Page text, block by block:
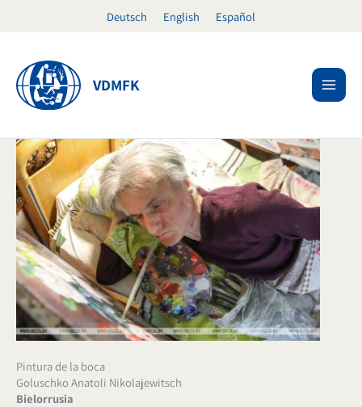
Deutsch English Español
VDMFK
Pintura de la boca
Goluschko Anatoli Nikolajewitsch
Bielorrusia